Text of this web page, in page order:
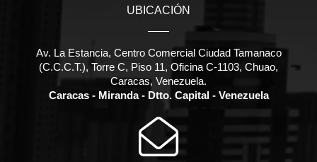
UBICACIÓN
Av. La Estancia, Centro Comercial Ciudad Tamanaco
(C.C.C.T.), Torre C, Piso 11, Oficina C-1103, Chuao,
Caracas, Venezuela.
Caracas - Miranda - Dtto. Capital - Venezuela